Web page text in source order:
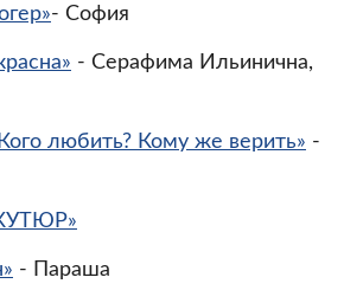
- София
- Серафима Ильинична,
любить? Кому же верить» -
- Параша